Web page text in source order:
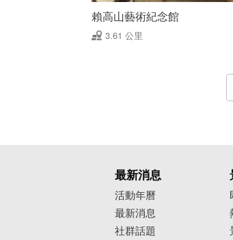
賴高山藝術紀念館
3.61 公里
最新消息
活動年曆
最新消息
社群話題